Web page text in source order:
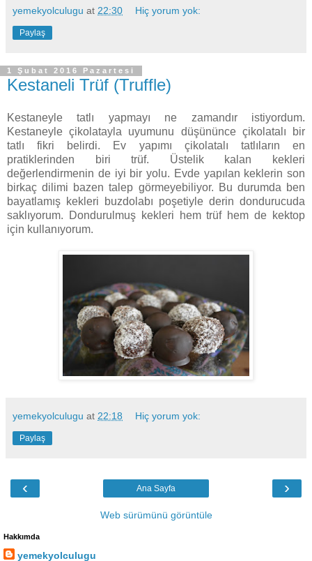
yemekyolculugu at 22:30 Hiç yorum yok:
Paylaş
1 Şubat 2016 Pazartesi
Kestaneli Trüf (Truffle)
Kestaneyle tatlı yapmayı ne zamandır istiyordum.
Kestaneyle çikolatayla uyumunu düşününce çikolatalı bir
tatlı fikri belirdi. Ev yapımı çikolatalı tatlıların en
pratiklerinden biri trüf. Üstelik kalan kekleri
değerlendirmenin de iyi bir yolu. Evde yapılan keklerin son
birkaç dilimi bazen talep görmeyebiliyor. Bu durumda ben
bayatlamış kekleri buzdolabı poşetiyle derin dondurucuda
saklıyorum. Dondurulmuş kekleri hem trüf hem de kektop
için kullanıyorum.
yemekyolculugu at 22:18 Hiç yorum yok:
Paylaş
‹ ›
Ana Sayfa
Web sürümünü görüntüle
Hakkımda
yemekyolculugu